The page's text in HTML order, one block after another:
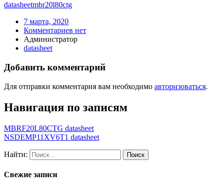
datasheetmbr20l80ctg
7 марта, 2020
Комментариев нет
Администратор
datasheet
Добавить комментарий
Для отправки комментария вам необходимо авторизоваться.
Навигация по записям
MBRF20L80CTG datasheet
NSDEMP11XV6T1 datasheet
Найти:
Свежие записи